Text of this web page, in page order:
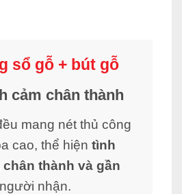
sổ gỗ + bút gỗ
cảm chân thành
mang nét thủ công
cao, thể hiệntình
thành và gần
nhận.